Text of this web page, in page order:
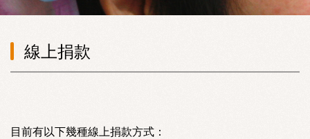
線上捐款
目前有以下幾種線上捐款方式：